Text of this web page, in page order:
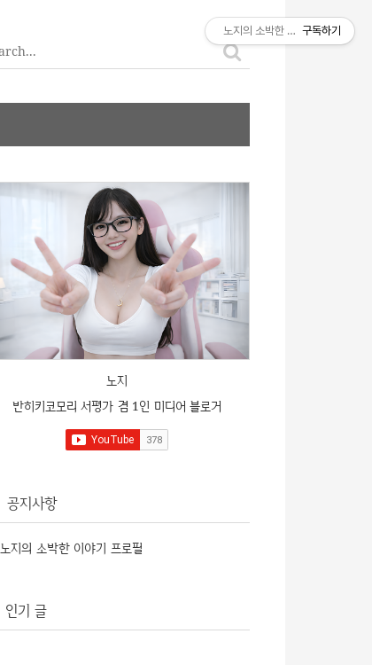
노지
반히키코모리 서평가 겸 1인 미디어 블로거
공지사항
노지의 소박한 이야기 프로필
인기 글
노지의 소박한 이야기구독하기